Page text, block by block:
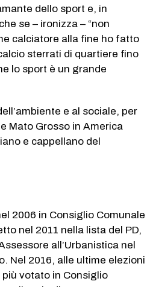
dello sport e, in
se – ironizza – “non
calciatore alla fine ho fatto
sterrati di quartiere fino
lo sport è un grande
e al sociale, per
Mato Grosso in America
e cappellano del
2006 in Consiglio Comunale
nel 2011 nella lista del PD,
all’Urbanistica nel
Nel 2016, alle ultime elezioni
votato in Consiglio